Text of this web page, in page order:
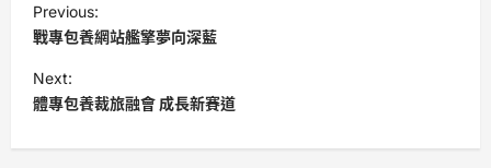
o
s
t
Previous:
戰專包養網站艦擎夢向深藍
Next:
體專包養裁旅融會 成長新賽道